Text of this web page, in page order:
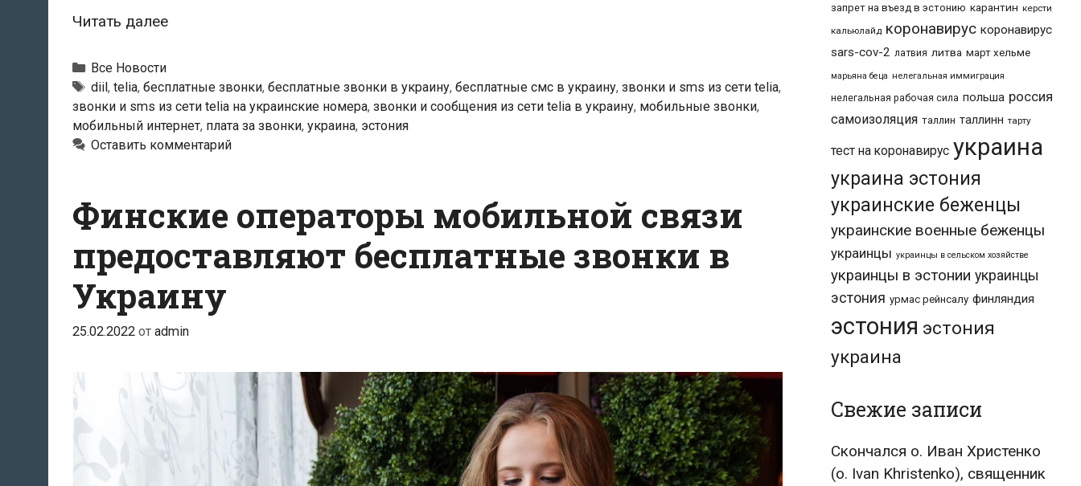
Читать далееФирма
своё
льготное
предложение
в
и
передачи
данных
в
Украину
и
Украине
Рубрики
Все Новости
Метки
diil , telia, бесплатные звонки, бесплатные звонки в украину, бесплатные смс в украину, звонки и sms из сети telia,
звонки и sms из сети telia на украинские номера, звонки и сообщения из сети telia в украину, мобильные звонки,
мобильный интернет, плата за звонки, украина, эстония
Оставить комментарий
Финские операторы мобильной связи
предоставляют бесплатные звонки в
Украину
25.02.2022 от admin
запрет на въезд в эстонию карантин керсти
кальюлайд коронавирус коронавирус
sars-cov-2 латвия литва март хельме
марьяна беца нелегальная иммиграция
нелегальная рабочая сила польша россия
самоизоляция таллин таллинн тарту
тест на коронавирус украина
украина эстония
украинские беженцы
украинские военные беженцы
украинцы украинцы в сельском хозяйстве
украинцы в эстонии украинцы
эстония урмас рейнсалу финляндия
эстония эстония
украина
Свежие записи
Скончался о. Иван Христенко
(о. Ivan Khristenko), священник